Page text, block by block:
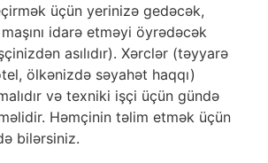
üçün yerinizə gedəcək,
idarə etməyi öyrədəcək
asılıdır). Xərclər (təyyarə
ölkənizdə səyahət haqqı)
və texniki işçi üçün gündə
Həmçinin təlim etmək üçün
bilərsiniz.